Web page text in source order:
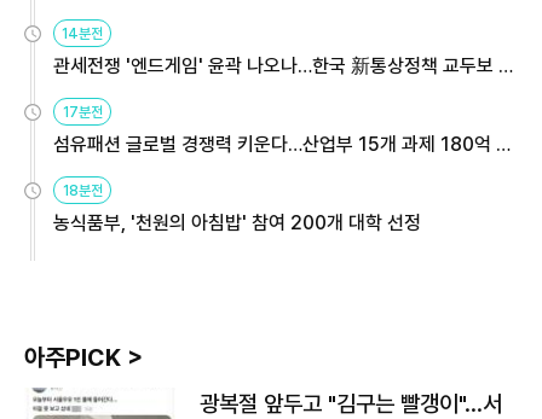
14분전
관세전쟁 '엔드게임' 윤곽 나오나…한국 新통상정책 교두보 활
17분전
섬유패션 글로벌 경쟁력 키운다…산업부 15개 과제 180억 지
18분전
농식품부, '천원의 아침밥' 참여 200개 대학 선정
아주PICK >
광복절 앞두고 "김구는 빨갱이"…서